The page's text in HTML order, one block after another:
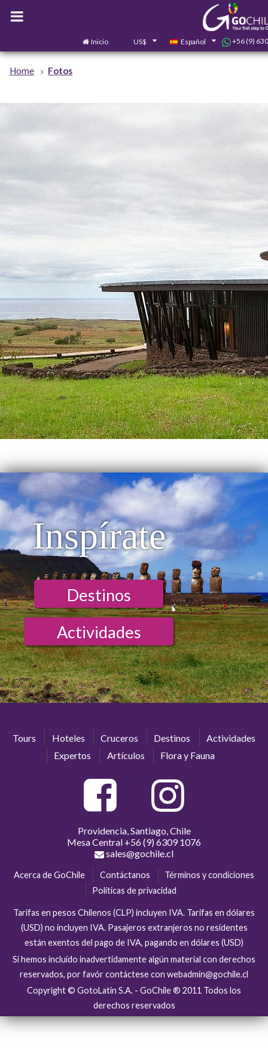
Inicio US$ Español +56 (9)
Home Fotos
Inspírate
Destinos
Actividades
Tours Hoteles Cruceros Destinos
Actividades
Expertos
Artículos Flora y Fauna
Providencia, Santiago, Chile
Mesa Central +56 (9) 6309 1076
sales@gochile.cl
Acerca de GoChile Contáctanos
Términos y condiciones
Políticas de privacidad
Tarifas en pesos Chilenos (CLP) incluyen IVA. Tarifas en dólares
(USD) no incluyen IVA. Pasajeros extranjeros no residentes
están exentos del pago de IVA, pagando en dólares (USD)
Si hemos incluído inadvertidamente algún material con derechos
reservados, por favór contáctese con webadmin@gochile.cl
Copyright © GotoLatin S.A. - GoChile ® 2011 Todos los
derechos reservados